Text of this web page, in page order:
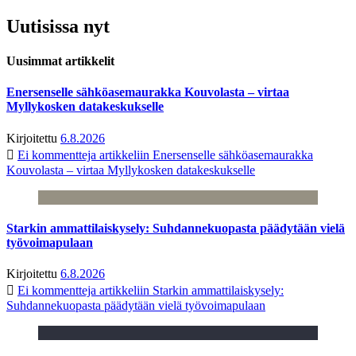
Uutisissa nyt
Uusimmat artikkelit
Enersenselle sähköasemaurakka Kouvolasta – virtaa
Myllykosken datakeskukselle
Kirjoitettu 6.8.2026
Ei kommentteja artikkeliin Enersenselle sähköasemaurakka
Kouvolasta – virtaa Myllykosken datakeskukselle
Starkin ammattilaiskysely: Suhdannekuopasta päädytään vielä
työvoimapulaan
Kirjoitettu 6.8.2026
Ei kommentteja artikkeliin Starkin ammattilaiskysely:
Suhdannekuopasta päädytään vielä työvoimapulaan